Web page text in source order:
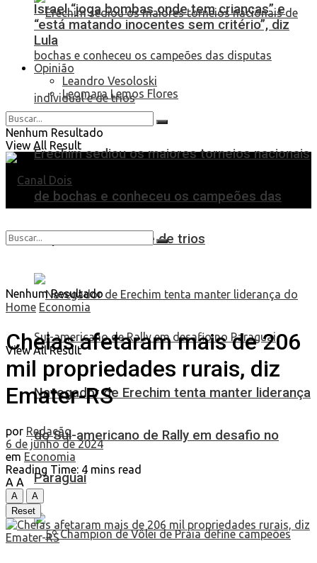
Erechim sediou os maiores torneios nacionais
de bochas e conheceu os campeões das
disputas individual e de trios
Navegador de Erechim tenta manter liderança
do Sul-americano de Rally em desafio no
Paraguai
Israel “joga bombas onde tem crianças” e
“está matando inocentes sem critério”, diz
Lula
Opinião
Leandro Vesoloski
Leomara Lemos Flores
Nenhum Resultado
View All Result
Nenhum Resultado
View All Result
Home Economia
Cheias afetaram mais de 206
mil propriedades rurais, diz
Emater-RS
por Redação
6 de junho de 2024
em Economia
Reading Time: 4 mins read
A A
A
A
Reset